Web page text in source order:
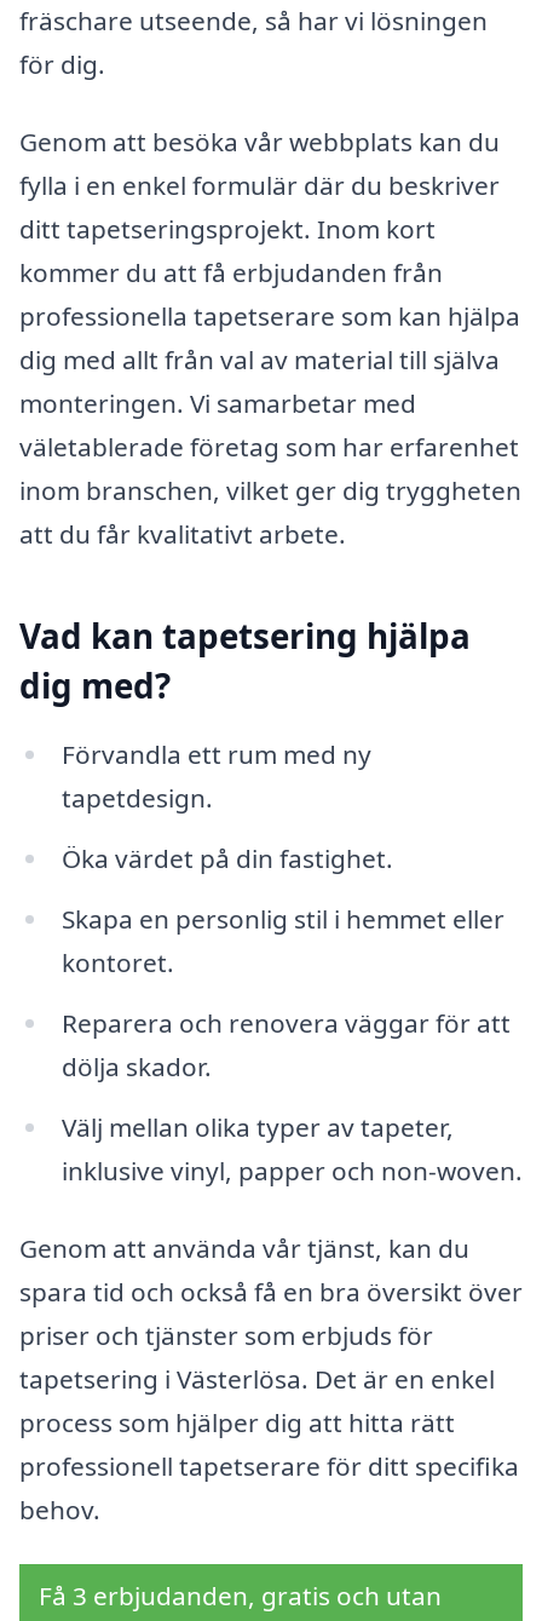
fräschare utseende, så har vi lösningen
för dig.
Genom att besöka vår webbplats kan du
fylla i en enkel formulär där du beskriver
ditt tapetseringsprojekt. Inom kort
kommer du att få erbjudanden från
professionella tapetserare som kan hjälpa
dig med allt från val av material till själva
monteringen. Vi samarbetar med
väletablerade företag som har erfarenhet
inom branschen, vilket ger dig tryggheten
att du får kvalitativt arbete.
Vad kan tapetsering hjälpa
dig med?
Förvandla ett rum med ny
tapetdesign.
Öka värdet på din fastighet.
Skapa en personlig stil i hemmet eller
kontoret.
Reparera och renovera väggar för att
dölja skador.
Välj mellan olika typer av tapeter,
inklusive vinyl, papper och non-woven.
Genom att använda vår tjänst, kan du
spara tid och också få en bra översikt över
priser och tjänster som erbjuds för
tapetsering i Västerlösa. Det är en enkel
process som hjälper dig att hitta rätt
professionell tapetserare för ditt specifika
behov.
Få 3 erbjudanden, gratis och utan